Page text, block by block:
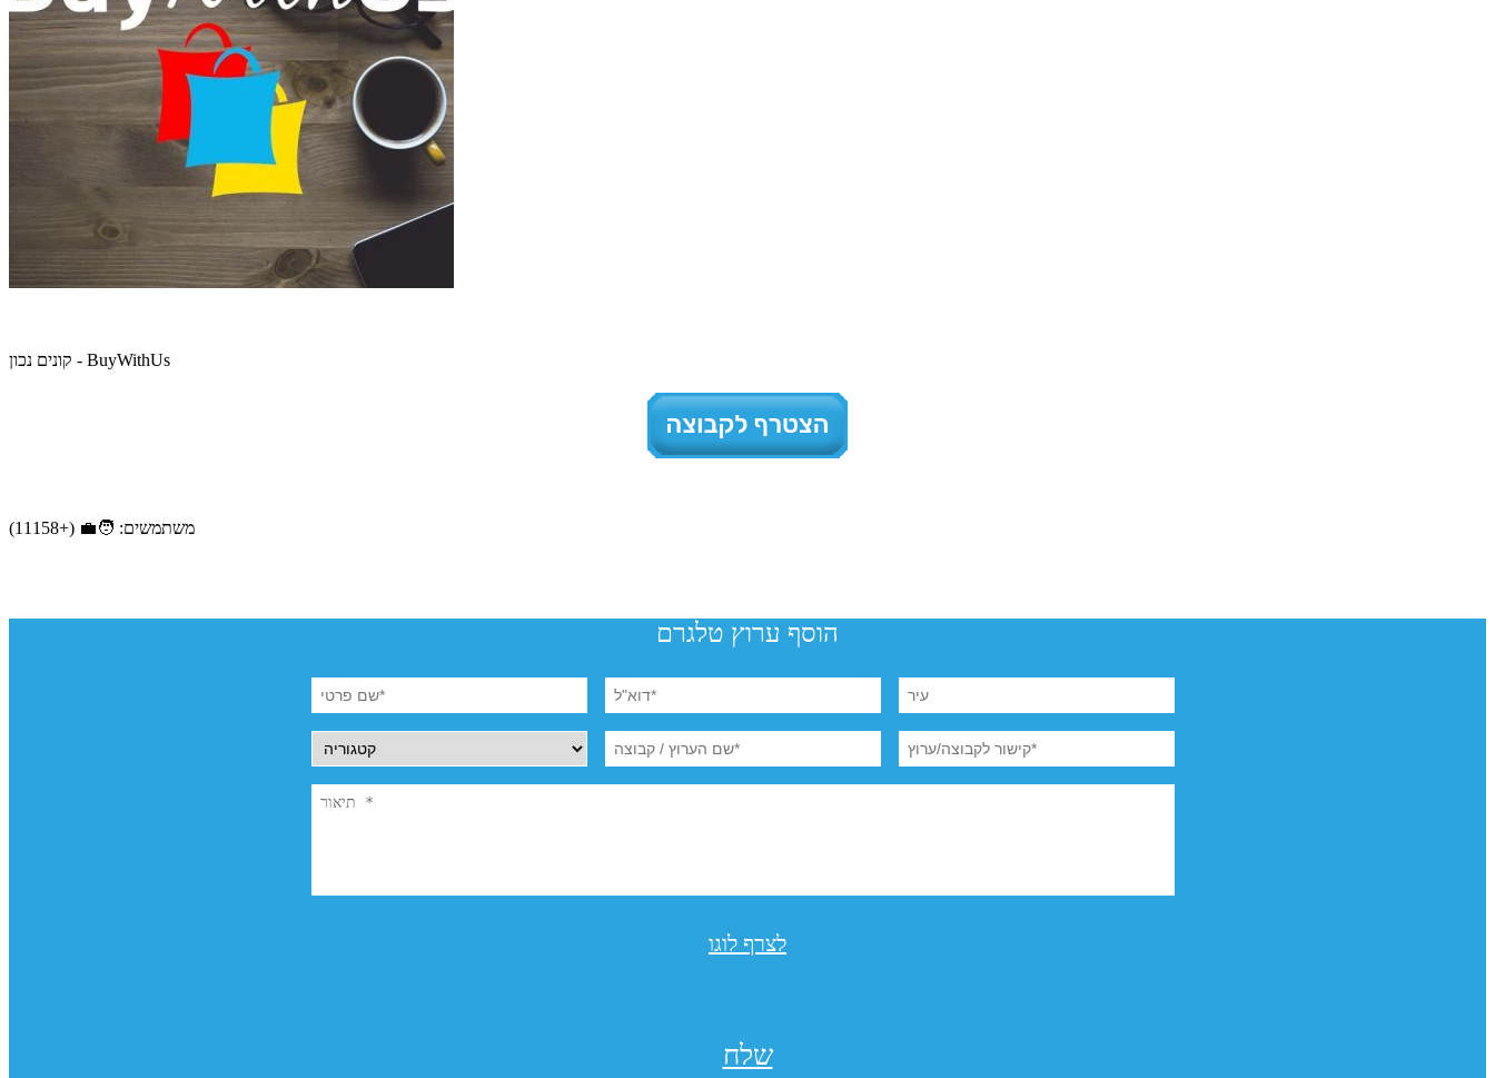
קונים נכון - BuyWithUs
משתמשים: 🧑‍💼 (+11158)
הוסף ערוץ טלגרם
לצרף לוגו
שלח